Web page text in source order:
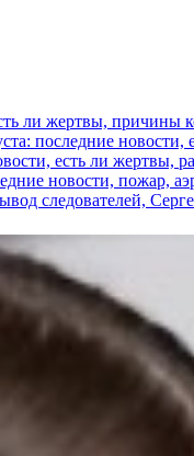
ли жертвы, причины
последние новости,
есть ли жертвы,
новости, пожар,
следователей,